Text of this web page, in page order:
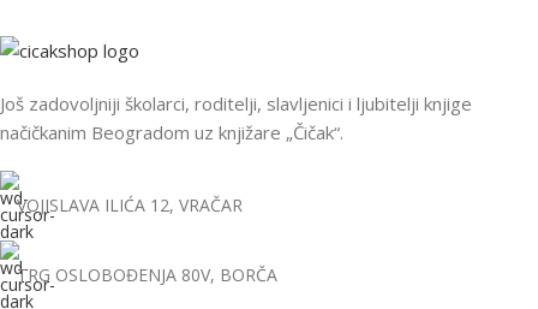
Još zadovoljniji školarci, roditelji, slavljenici i ljubitelji knjige
načičkanim Beogradom uz knjižare „Čičak“.
VOJISLAVA ILIĆA 12, VRAČAR
TRG OSLOBOĐENJA 80V, BORČA